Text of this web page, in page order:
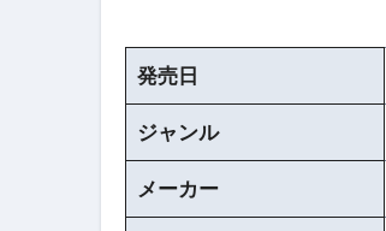
自己破産中
自己破産に
体脂肪が落
発売日
ジャンル
メーカー